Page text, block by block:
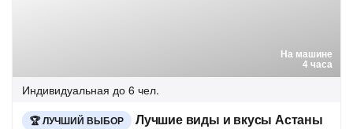
На машине
4 часа
Индивидуальная до 6 чел.
ЛУЧШИЙ ВЫБОР
Лучшие виды и вкусы Астаны